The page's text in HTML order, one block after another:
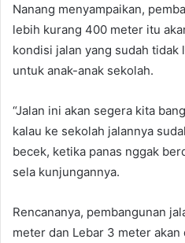
Nanang menyampaikan,
lebih kurang 400 meter itu
kondisi jalan yang sudah tidak
untuk anak-anak sekolah.
“Jalan ini akan segera kita
kalau ke sekolah jalannya
becek, ketika panas nggak
sela kunjungannya.
Rencananya, pembangunan
meter dan Lebar 3 meter